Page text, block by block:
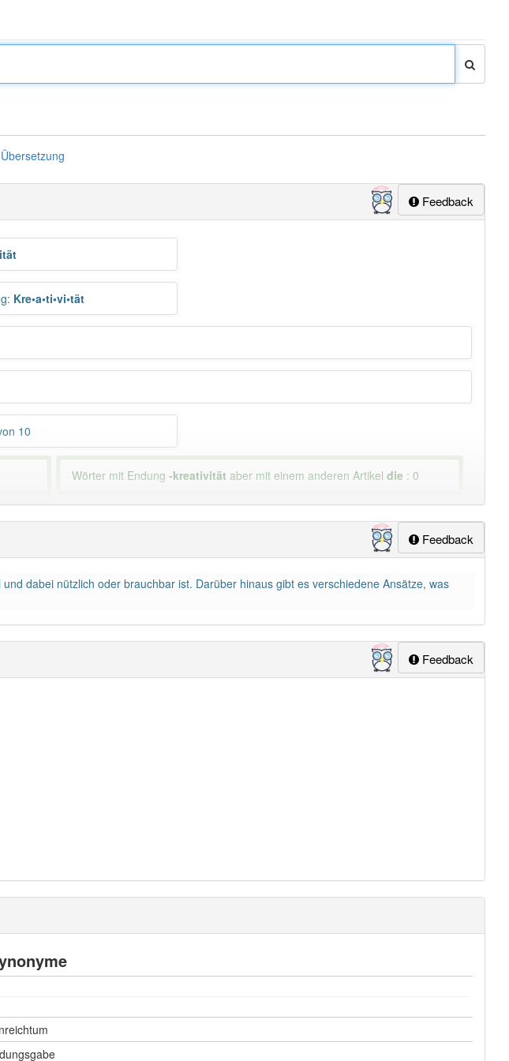
Übersetzung
Feedback
: Kre•a•ti•vi•tät
10
Wörter mit Endung-kreativität aber mit einem anderen Artikeldie : 0
Feedback
dabei nützlich oder brauchbar ist. Darüber hinaus gibt es verschiedene Ansätze, was
Feedback